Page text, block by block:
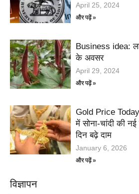
April 25, 2024
और पढ़ें »
Business idea:
के अवसर
April 29, 2024
और पढ़ें »
Gold Price
में सोना-चांदी की
दिन बढ़े दाम
January 6, 2026
और पढ़ें »
विज्ञापन